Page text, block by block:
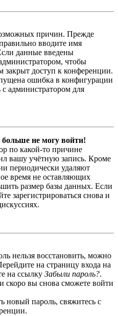
причин. Прежде
вводите имя
данные введены
чтобы
закрыт доступ к конференции.
ошибка в конфигурации
администратором для
больше не могу войти!
по какой-то причине
вашу учётную запись. Кроме
периодически удаляют
время не оставляющих
размер базы данных. Если
зарегистрироваться снова и
нельзя восстановить, можно
на страницу входа на
на ссылку Забыли пароль?.
скоро вы снова сможете войти
новый пароль, свяжитесь с